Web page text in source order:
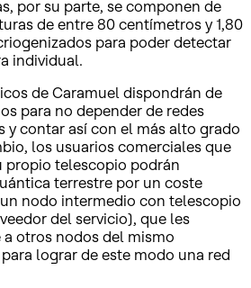
por su parte, se componen de
de entre 80 centímetros y 1,80
para poder detectar
individual.
de Caramuel dispondrán de
para no depender de redes
y contar así con el más alto grado
los usuarios comerciales que
propio telescopio podrán
terrestre por un coste
nodo intermedio con telescopio
del servicio), que les
otros nodos del mismo
lograr de este modo una red